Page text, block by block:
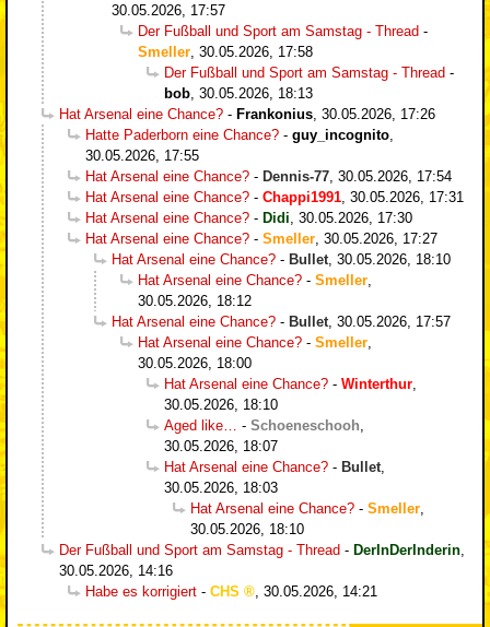
30.05.2026, 17:57
Der Fußball und Sport am Samstag - Thread -
Smeller 30.05.2026, 17:58
Der Fußball und Sport am Samstag - Thread -
bob 30.05.2026, 18:13
Hat Arsenal eine Chance? - Frankonius 30.05.2026, 17:26
Hatte Paderborn eine Chance? - guy_incognito
30.05.2026, 17:55
Hat Arsenal eine Chance? - Dennis-77 30.05.2026, 17:54
Hat Arsenal eine Chance? - Chappi1991 30.05.2026, 17:31
Hat Arsenal eine Chance? - Didi 30.05.2026, 17:30
Hat Arsenal eine Chance? - Smeller 30.05.2026, 17:27
Hat Arsenal eine Chance? - Bullet 30.05.2026, 18:10
Hat Arsenal eine Chance? - Smeller
30.05.2026, 18:12
Hat Arsenal eine Chance? - Bullet 30.05.2026, 17:57
Hat Arsenal eine Chance? - Smeller
30.05.2026, 18:00
Hat Arsenal eine Chance? - Winterthur
30.05.2026, 18:10
Aged like…
- Schoeneschooh
30.05.2026, 18:07
Hat Arsenal eine Chance? - Bullet
30.05.2026, 18:03
Hat Arsenal eine Chance? - Smeller
30.05.2026, 18:10
Der Fußball und Sport am Samstag - Thread - DerInDerInderin
30.05.2026, 14:16
Habe es korrigiert - CHS 30.05.2026, 14:21